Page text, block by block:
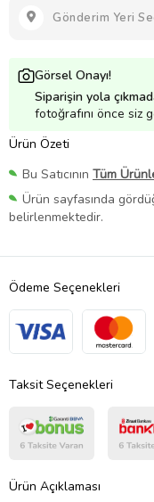
Gönderim Yeri
Görsel Onayı!
Siparişin yola
fotoğrafını önce siz
Ürün Özeti
Bu Satıcının Tüm
Ürün sayfasında
belirlenmektedir.
Ödeme Seçenekleri
Taksit Seçenekleri
Ürün Açıklaması